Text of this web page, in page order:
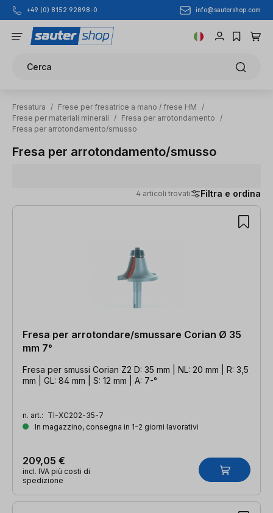
Passa al contenuto principale
+49 (0) 8152 92898-0 info@sautershop.com
Cerca
Fresatura / Frese per fresatrice a mano / frese HM
/
Frese per materiali minerali
/ Fresa per arrotondamento
/
Fresa per arrotondamento/smusso
Fresa per arrotondamento/smusso
4 articoli trovati Filtra e ordina
4 articoli trovati
Fresa per arrotondare/smussare Corian Ø 35
mm 7°
Fresa per smussi Corian Z2 D: 35 mm | NL: 20 mm | R: 3,5
mm | GL: 84 mm | S: 12 mm | A: 7-°
n. art.: TI-XC202-35-7
In magazzino, consegna in 1-2 giorni lavorativi
209,05 €
incl. IVA più costi di
spedizione